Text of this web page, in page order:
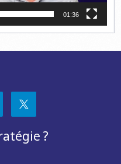
01:36
?